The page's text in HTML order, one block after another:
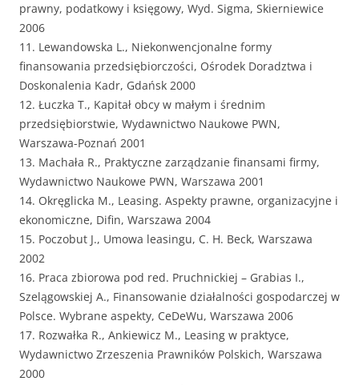
prawny, podatkowy i księgowy, Wyd. Sigma, Skierniewice
2006
11. Lewandowska L., Niekonwencjonalne formy
finansowania przedsiębiorczości, Ośrodek Doradztwa i
Doskonalenia Kadr, Gdańsk 2000
12. Łuczka T., Kapitał obcy w małym i średnim
przedsiębiorstwie, Wydawnictwo Naukowe PWN,
Warszawa-Poznań 2001
13. Machała R., Praktyczne zarządzanie finansami firmy,
Wydawnictwo Naukowe PWN, Warszawa 2001
14. Okręglicka M., Leasing. Aspekty prawne, organizacyjne i
ekonomiczne, Difin, Warszawa 2004
15. Poczobut J., Umowa leasingu, C. H. Beck, Warszawa
2002
16. Praca zbiorowa pod red. Pruchnickiej – Grabias I.,
Szelągowskiej A., Finansowanie działalności gospodarczej w
Polsce. Wybrane aspekty, CeDeWu, Warszawa 2006
17. Rozwałka R., Ankiewicz M., Leasing w praktyce,
Wydawnictwo Zrzeszenia Prawników Polskich, Warszawa
2000